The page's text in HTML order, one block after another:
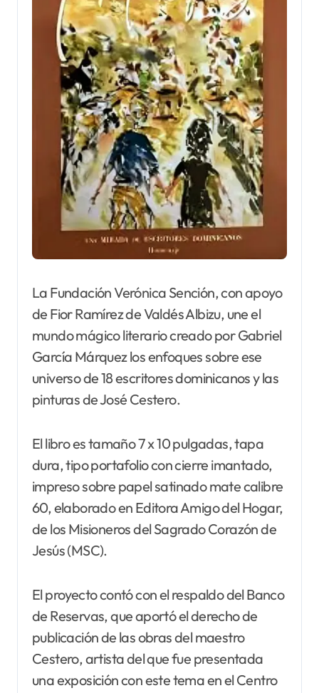
La Fundación Verónica Sención, con apoyo
de Fior Ramírez de Valdés Albizu, une el
mundo mágico literario creado por Gabriel
García Márquez los enfoques sobre ese
universo de 18 escritores dominicanos y las
pinturas de José Cestero.
El libro es tamaño 7 x 10 pulgadas, tapa
dura, tipo portafolio con cierre imantado,
impreso sobre papel satinado mate calibre
60, elaborado en Editora Amigo del Hogar,
de los Misioneros del Sagrado Corazón de
Jesús (MSC).
El proyecto contó con el respaldo del Banco
de Reservas, que aportó el derecho de
publicación de las obras del maestro
Cestero, artista del que fue presentada
una exposición con este tema en el Centro